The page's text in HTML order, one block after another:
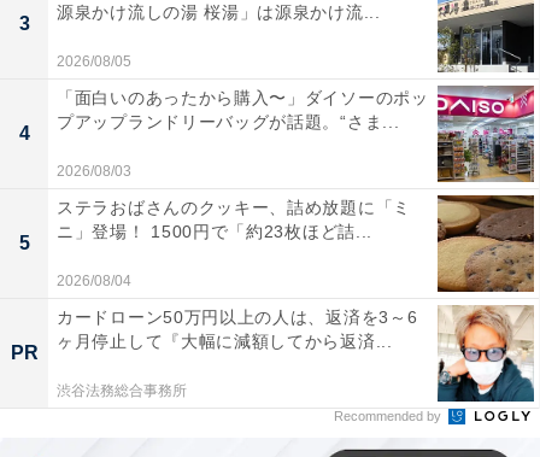
3
源泉かけ流しの湯 桜湯」は源泉かけ流...
2026/08/05
4
「面白いのあったから購入〜」ダイソーのポッ
プアップランドリーバッグが話題。“さま...
2026/08/03
5
ステラおばさんのクッキー、詰め放題に「ミ
ニ」登場！ 1500円で「約23枚ほど詰...
2026/08/04
PR
カードローン50万円以上の人は、返済を3～6
ヶ月停止して『大幅に減額してから返済...
渋谷法務総合事務所
Recommended by